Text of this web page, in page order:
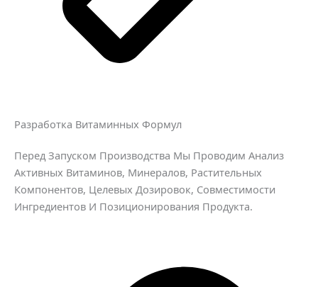
Разработка Витаминных Формул
Перед Запуском Производства Мы Проводим Анализ
Активных Витаминов, Минералов, Растительных
Компонентов, Целевых Дозировок, Совместимости
Ингредиентов И Позиционирования Продукта.